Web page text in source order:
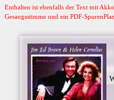
Enthalten ist ebenfalls der Text mit
Gesangsstimme und ein PDF-